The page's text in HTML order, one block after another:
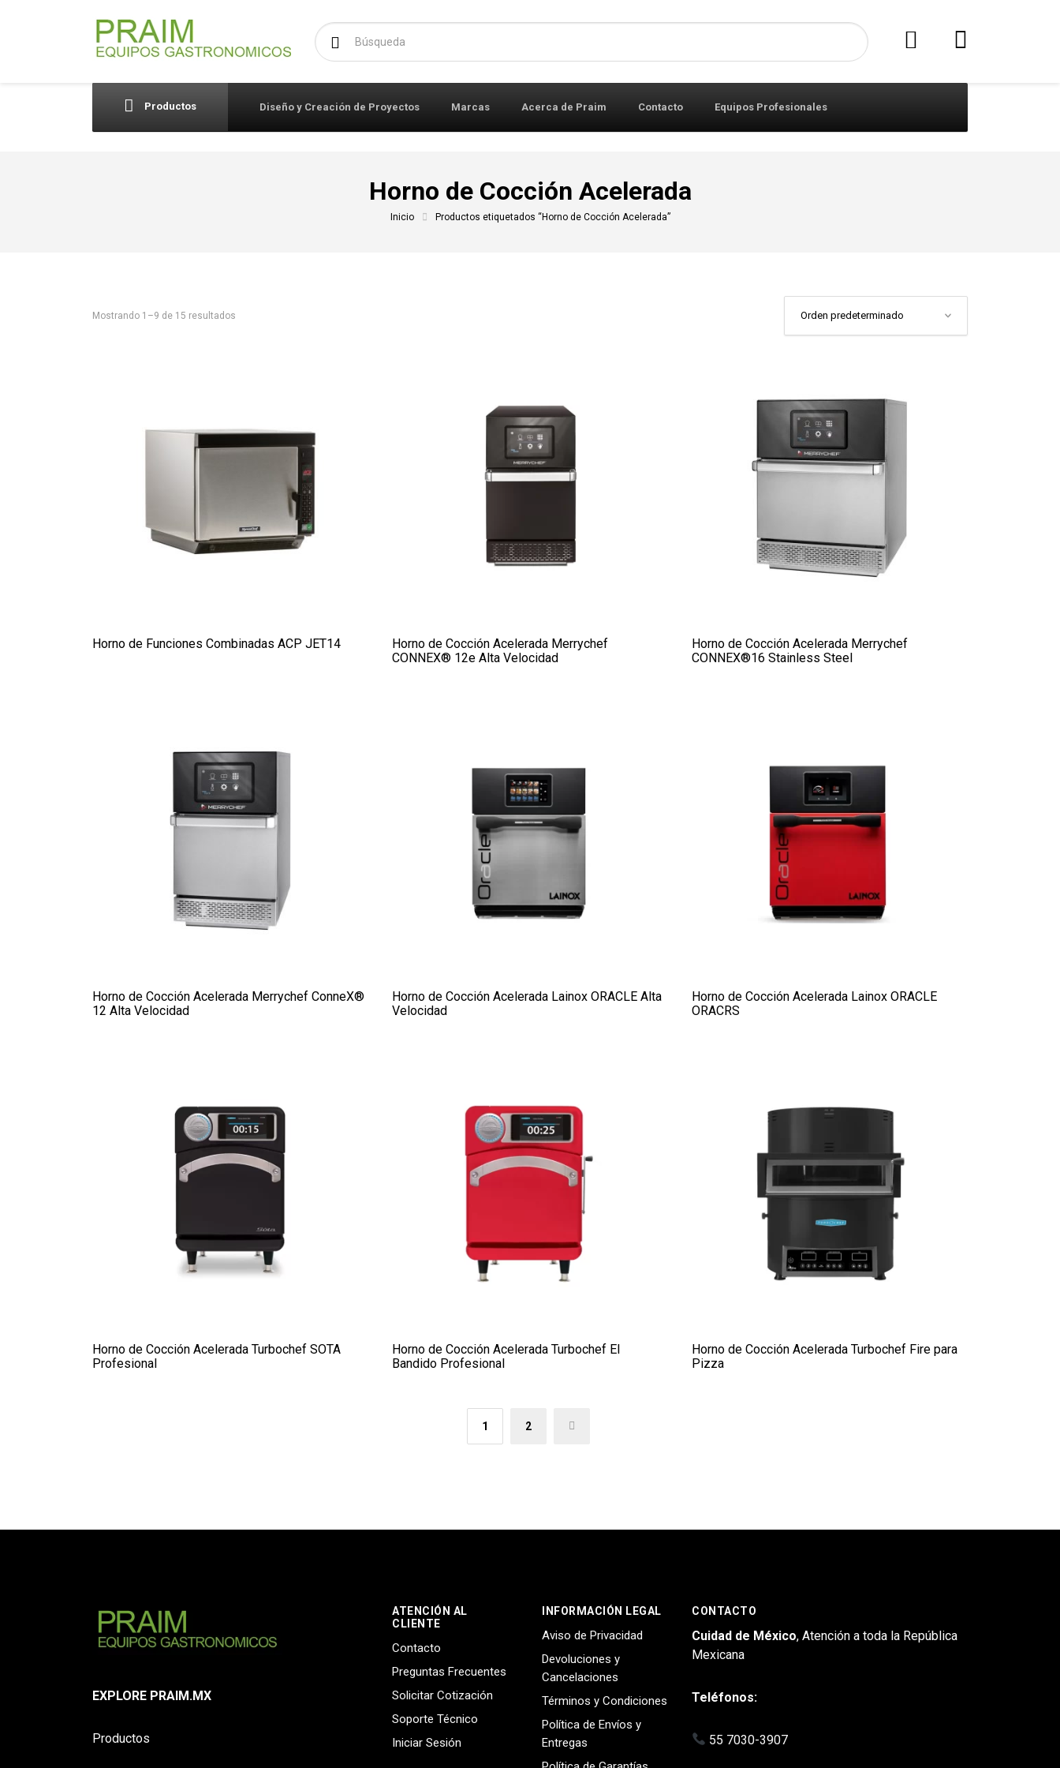
Buscar:
Productos Diseño y Creación de Proyectos Marcas Acerca de Praim Contacto Equipos Profesionales
Horno de Cocción Acelerada
Inicio Productos etiquetados “Horno de Cocción Acelerada”
Mostrando 1–9 de 15 resultados
Horno de Funciones Combinadas ACP JET14
Horno de Cocción Acelerada Merrychef
CONNEX® 12e Alta Velocidad
Horno de Cocción Acelerada Merrychef
CONNEX®16 Stainless Steel
Horno de Cocción Acelerada Merrychef ConneX®
12 Alta Velocidad
Horno de Cocción Acelerada Lainox ORACLE Alta
Velocidad
Horno de Cocción Acelerada Lainox ORACLE
ORACRS
Horno de Cocción Acelerada Turbochef SOTA
Profesional
Horno de Cocción Acelerada Turbochef El
Bandido Profesional
Horno de Cocción Acelerada Turbochef Fire para
Pizza
1 2 →
EXPLORE PRAIM.MX
Productos
ATENCIÓN AL
CLIENTE
Contacto
Preguntas Frecuentes
Solicitar Cotización
Soporte Técnico
Iniciar Sesión
INFORMACIÓN LEGAL
Aviso de Privacidad
Devoluciones y
Cancelaciones
Términos y Condiciones
Política de Envíos y
Entregas
CONTACTO
Cuidad de México, Atención a toda la República
Mexicana
Teléfonos:
55 7030-3907